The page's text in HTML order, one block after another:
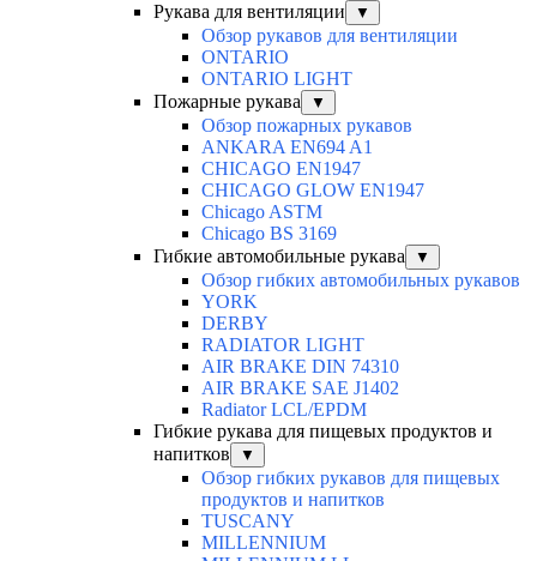
Рукава для вентиляции
▼
Обзор рукавов для вентиляции
ONTARIO
ONTARIO LIGHT
Пожарные рукава
▼
Обзор пожарных рукавов
ANKARA EN694 A1
CHICAGO EN1947
CHICAGO GLOW EN1947
Chicago ASTM
Chicago BS 3169
Гибкие автомобильные рукава
▼
Обзор гибких автомобильных рукавов
YORK
DERBY
RADIATOR LIGHT
AIR BRAKE DIN 74310
AIR BRAKE SAE J1402
Radiator LCL/EPDM
Гибкие рукава для пищевых продуктов и
напитков
▼
Обзор гибких рукавов для пищевых
продуктов и напитков
TUSCANY
MILLENNIUM